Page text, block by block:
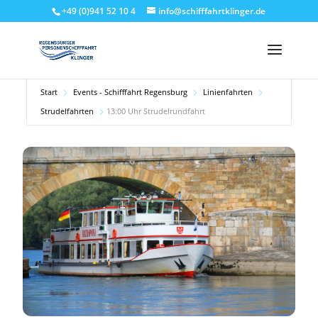
+49 (0)941 52 10 4 info@schifffahrtklinger.de
Start Events - Schifffahrt Regensburg
Linienfahrten
Strudelfahrten
13:00 Uhr Strudelrundfahrt